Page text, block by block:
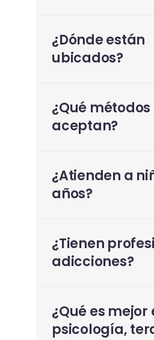
¿Dónde están
ubicados?
¿Qué
aceptan?
¿Atienden a
años?
¿Tienen
adicciones?
¿Qué es mejor
psicología,